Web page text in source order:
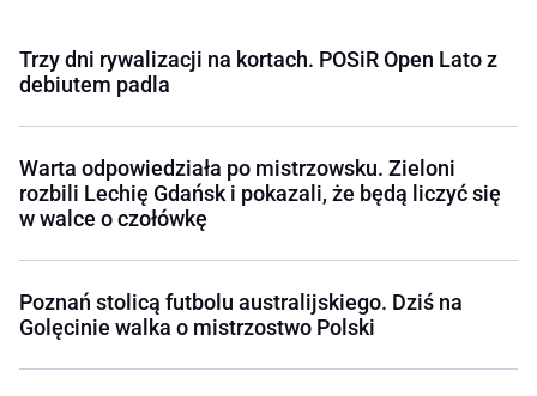
Trzy dni rywalizacji na kortach. POSiR Open Lato z
debiutem padla
Warta odpowiedziała po mistrzowsku. Zieloni
rozbili Lechię Gdańsk i pokazali, że będą liczyć się
w walce o czołówkę
Poznań stolicą futbolu australijskiego. Dziś na
Golęcinie walka o mistrzostwo Polski